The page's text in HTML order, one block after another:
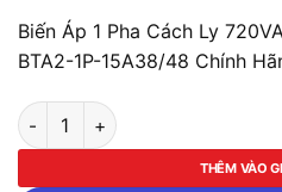
Biến Áp 1 Pha Cách Ly
BTA2-1P-15A38/48 Chính
Biến Áp 1 Pha Cách Ly 720VA
THÊM VÀO